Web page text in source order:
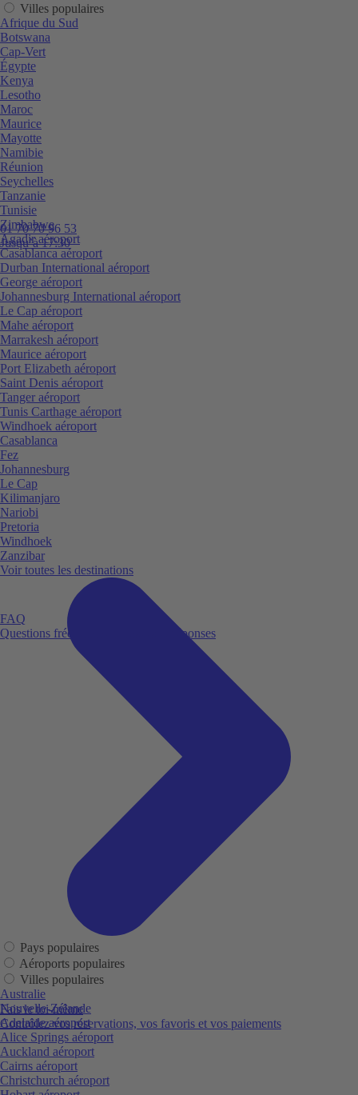
01 70 70 96 53
Jusqu’à 17:30
FAQ
Questions fréquemment posées et réponses
Fais le toi-même
Contrôlez vos réservations, vos favoris et vos paiements
Villes populaires
Afrique du Sud
Botswana
Cap-Vert
Égypte
Kenya
Lesotho
Maroc
Maurice
Mayotte
Namibie
Réunion
Seychelles
Tanzanie
Tunisie
Zimbabwe
Agadir aéroport
Casablanca aéroport
Durban International aéroport
George aéroport
Johannesburg International aéroport
Le Cap aéroport
Mahe aéroport
Marrakesh aéroport
Maurice aéroport
Port Elizabeth aéroport
Saint Denis aéroport
Tanger aéroport
Tunis Carthage aéroport
Windhoek aéroport
Casablanca
Fez
Johannesburg
Le Cap
Kilimanjaro
Nariobi
Pretoria
Windhoek
Zanzibar
Voir toutes les destinations
Pays populaires
Aéroports populaires
Villes populaires
Australie
Nouvelle-Zélande
Adelaide aéroport
Alice Springs aéroport
Auckland aéroport
Cairns aéroport
Christchurch aéroport